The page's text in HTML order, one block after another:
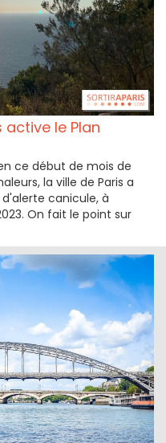
active le Plan
ce début de mois de
la ville de Paris a
canicule, à
On fait le point sur